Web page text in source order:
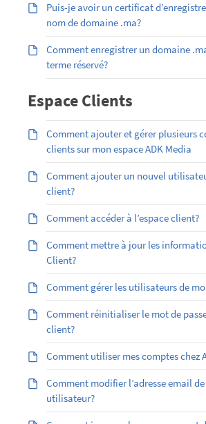
Puis-je avoir un certificat
nom de domaine .ma?
Comment enregistrer un domaine
terme réservé?
Espace Clients
Comment ajouter et gérer plusieurs
clients sur mon espace ADK Media
Comment ajouter un nouvel
client?
Comment accéder à l’espace client?
Comment mettre à jour les
Client?
Comment gérer les utilisateurs de
Comment réinitialiser le mot de
client?
Comment utiliser mes comptes chez
Comment modifier l’adresse email
utilisateur?